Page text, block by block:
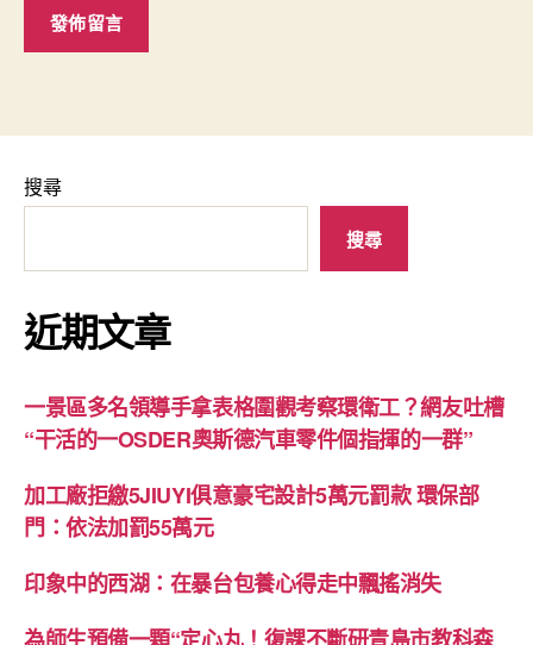
搜尋
搜尋
近期文章
一景區多名領導手拿表格圍觀考察環衛工？網友吐槽
“干活的一OSDER奧斯德汽車零件個指揮的一群”
加工廠拒繳5JIUYI俱意豪宅設計5萬元罰款 環保部
門：依法加罰55萬元
印象中的西湖：在暴台包養心得走中飄搖消失